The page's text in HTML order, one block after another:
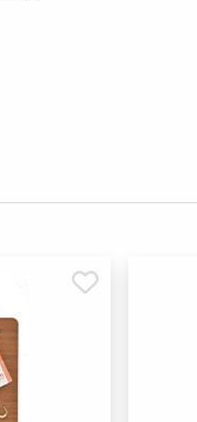
tabulka k
tabulka k